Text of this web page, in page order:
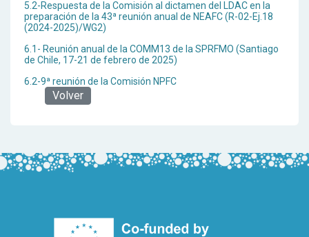
5.2-Respuesta de la Comisión al dictamen del LDAC en la
preparación de la 43ª reunión anual de NEAFC (R-02-Ej.18
(2024-2025)/WG2)
6.1- Reunión anual de la COMM13 de la SPRFMO (Santiago
de Chile, 17-21 de febrero de 2025)
6.2-9ª reunión de la Comisión NPFC
Volver